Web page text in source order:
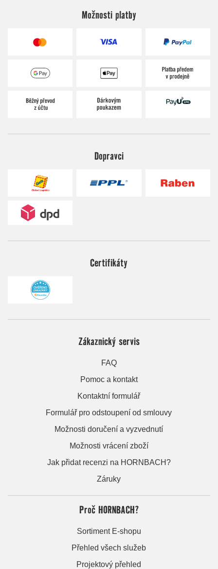
Možnosti platby
Dopravci
Certifikáty
Zákaznický servis
FAQ
Pomoc a kontakt
Kontaktní formulář
Formulář pro odstoupení od smlouvy
Možnosti doručení a vyzvednutí
Možnosti vrácení zboží
Jak přidat recenzi na HORNBACH?
Záruky
Proč HORNBACH?
Sortiment E-shopu
Přehled všech služeb
Projektový přehled